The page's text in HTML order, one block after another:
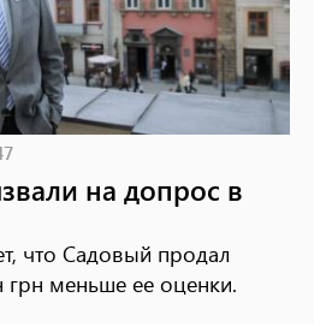
на допрос в
что Садовый продал
меньше ее оценки.